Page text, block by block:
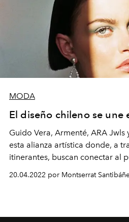
MODA
El diseño chileno se une
Guido Vera, Armenté, ARA
esta alianza artística donde, a
itinerantes, buscan conectar al
20.04.2022 por Montserrat